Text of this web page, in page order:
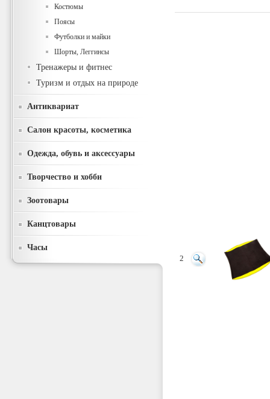
Костюмы
Поясы
Футболки и майки
Шорты, Леггинсы
Тренажеры и фитнес
Туризм и отдых на природе
Антиквариат
Салон красоты, косметика
Одежда, обувь и аксессуары
Творчество и хобби
Зоотовары
Канцтовары
Часы
2